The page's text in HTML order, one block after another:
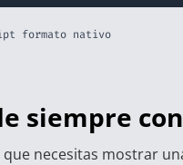
formato nativo
siempre
necesitas mostrar